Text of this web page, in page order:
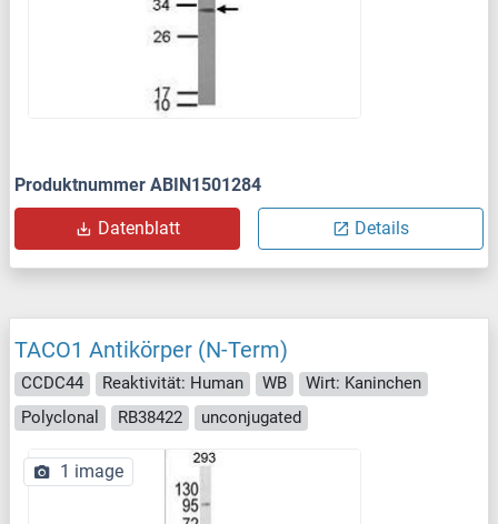
Produktnummer ABIN1501284
Datenblatt Details
TACO1 Antikörper (N-Term)
CCDC44 Reaktivität: Human WB
Wirt: Kaninchen
Polyclonal
RB38422 unconjugated
1 image